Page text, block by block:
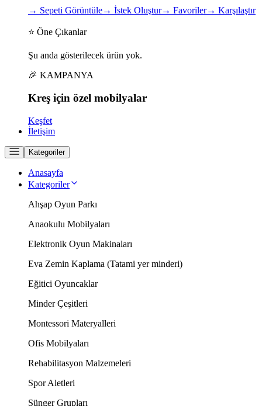
→ Sepeti Görüntüle→ İstek Oluştur→ Favoriler→ Karşılaştır
⭐ Öne Çıkanlar
Şu anda gösterilecek ürün yok.
🎉 KAMPANYA
Kreş için özel mobilyalar
Keşfet
İletişim
Kategoriler
Anasayfa
Kategoriler
Ahşap Oyun Parkı
Anaokulu Mobilyaları
Elektronik Oyun Makinaları
Eva Zemin Kaplama (Tatami yer minderi)
Eğitici Oyuncaklar
Minder Çeşitleri
Montessori Materyalleri
Ofis Mobilyaları
Rehabilitasyon Malzemeleri
Spor Aletleri
Sünger Grupları